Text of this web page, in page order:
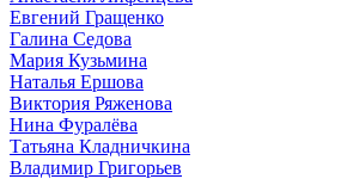
Евгений Гращенко
Галина Седова
Мария Кузьмина
Наталья Ершова
Виктория Ряженова
Нина Фуралёва
Татьяна Кладничкина
Владимир Григорьев